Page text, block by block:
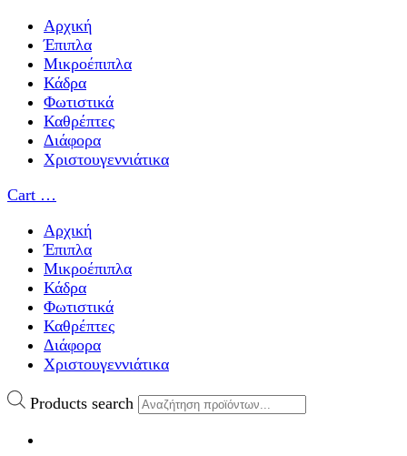
Αρχική
Έπιπλα
Μικροέπιπλα
Κάδρα
Φωτιστικά
Καθρέπτες
Διάφορα
Χριστουγεννιάτικα
Cart …
Αρχική
Έπιπλα
Μικροέπιπλα
Κάδρα
Φωτιστικά
Καθρέπτες
Διάφορα
Χριστουγεννιάτικα
Products search